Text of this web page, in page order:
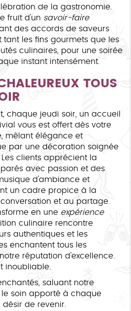
de la gastronomie.
fruit d'un savoir-faire
des accords de saveurs
tant les fins gourmets que les
culinaires, pour une soirée
instant intensément.
TOUS
chaque jeudi soir, un accueil
vous est offert dès votre
mêlant élégance et
par une décoration soignée
clients apprécient la
avec passion et des
d'ambiance et
un cadre propice à la
et au partage.
en une expérience
culinaire rencontre
authentiques et les
enchantent tous les
réputation d'excellence.
inoubliable.
saluant notre
soin apporté à chaque
de revenir.